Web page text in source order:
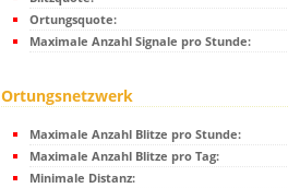
Ortungsquote:
Maximale Anzahl Signale pro Stunde:
Ortungsnetzwerk
Maximale Anzahl Blitze pro Stunde:
Maximale Anzahl Blitze pro Tag:
Minimale Distanz: